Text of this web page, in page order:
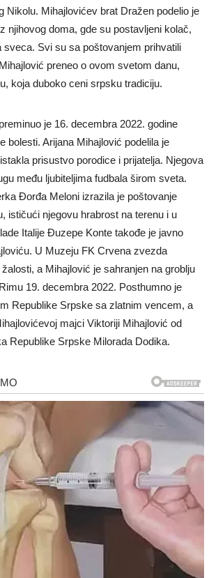
Nikolu. Mihajlovićev brat Dražen podelio je
njihovog doma, gde su postavljeni kolač,
sveca. Svi su sa poštovanjem prihvatili
preneo o ovom svetom danu,
koja duboko ceni srpsku tradiciju.
je 16. decembra 2022. godine
bolesti. Arijana Mihajlović podelila je
prisustvo porodice i prijatelja. Njegova
među ljubiteljima fudbala širom sveta.
Đorđa Meloni izrazila je poštovanje
ističući njegovu hrabrost na terenu i u
Italije Đuzepe Konte takođe je javno
U Muzeju FK Crvena zvezda
a Mihajlović je sahranjen na groblju
19. decembra 2022. Posthumno je
Republike Srpske sa zlatnim vencem, a
majci Viktoriji Mihajlović od
Republike Srpske Milorada Dodika.